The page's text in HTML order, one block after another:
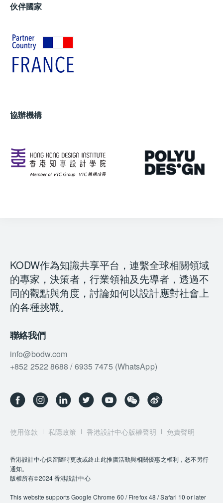
伙伴國家
協辦機構
KODW作為知識共享平台，連繫全球相關領域
的專家，決策者，行業領袖及先導者，透過不
同的觀點與角度，討論如何以設計應對社會上
的各種挑戰。
聯絡我們
info@bodw.com
+852 2522 8688 / 6935 7475 (WhatsApp)
使用條款 私隱政策 香港設計中心版權聲明 免責聲明
香港設計中心保留隨時更改或終止此推廣活動與相關優惠之權利，恕不另行
通知。
版權所有©2024 香港設計中心
This website supports Google Chrome 60 / Firefox 48 / Safari 10 or later